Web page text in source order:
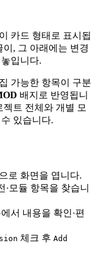
카드 형태로 표시됩
, 그 아래에는 변경
입니다.
가능한 항목이 구분
배지로 반영됩니
트 전체와 개별 모
있습니다.
으로 화면을 엽니다.
·모듈 항목을 찾습니
서 내용을 확인·편
체크 후 Add